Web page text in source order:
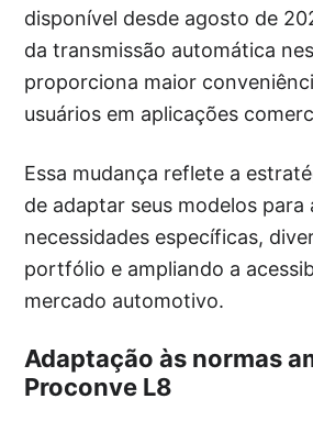
disponível desde agosto de
da transmissão automática
proporciona maior
usuários em aplicações
Essa mudança reflete a
de adaptar seus modelos para
necessidades específicas,
portfólio e ampliando a
mercado automotivo.
Adaptação às normas
Proconve L8